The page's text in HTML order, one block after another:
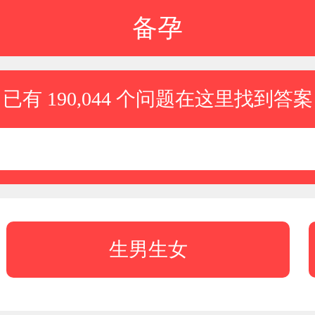
备孕
已有 190,044 个问题在这里找到答案
生男生女